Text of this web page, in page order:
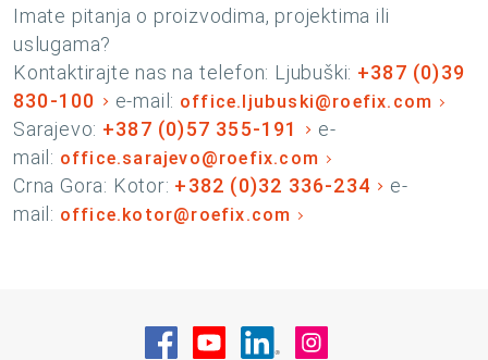
Imate pitanja o proizvodima, projektima ili
uslugama?
Kontaktirajte nas na telefon: Ljubuški: +387 (0)39
830-100
e-mail: office.ljubuski@roefix.com
Sarajevo: +387 (0)57 355-191
e-
mail: office.sarajevo@roefix.com
Crna Gora: Kotor: +382 (0)32 336-234
e-
mail: office.kotor@roefix.com
Posjetite nas na Facebook
Posjetite nas na YouTube
Posjetite nas na